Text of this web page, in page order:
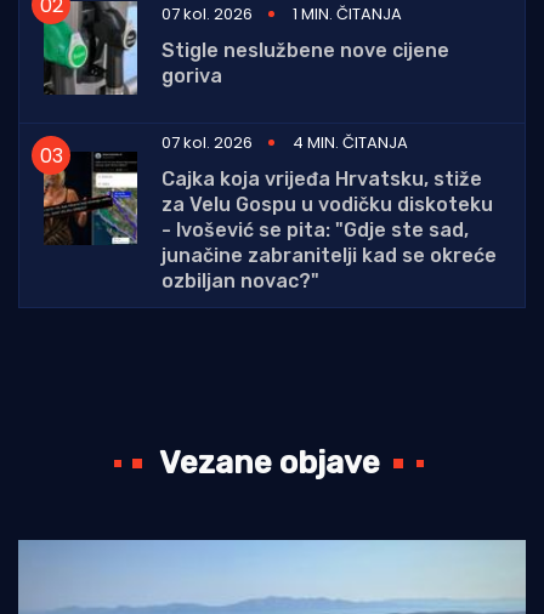
07 kol. 2026
1 MIN. ČITANJA
Stigle neslužbene nove cijene
goriva
07 kol. 2026
4 MIN. ČITANJA
Cajka koja vrijeđa Hrvatsku, stiže
za Velu Gospu u vodičku diskoteku
- Ivošević se pita: "Gdje ste sad,
junačine zabranitelji kad se okreće
ozbiljan novac?"
Vezane objave